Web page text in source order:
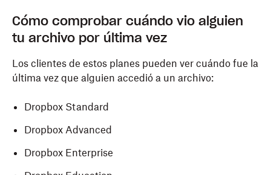
Cómo comprobar cuándo vio alguien
tu archivo por última vez
Los clientes de estos planes pueden ver cuándo fue la
última vez que alguien accedió a un archivo:
Dropbox Standard
Dropbox Advanced
Dropbox Enterprise